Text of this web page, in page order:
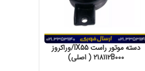
دسته موتور راست IX55/وراکروز
218112B000 ( اصلی)